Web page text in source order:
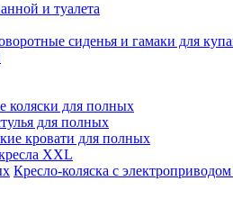
и туалета
сиденья и гамаки для
коляски для полных
для полных
кровати для полных
XXL
Кресло-коляска с